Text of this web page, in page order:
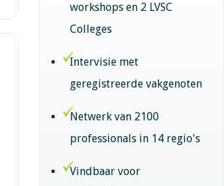
workshops en 2 LVSC
Colleges
Intervisie met
geregistreerde vakgenoten
Netwerk van 2100
professionals in 14 regio's
Vindbaar voor